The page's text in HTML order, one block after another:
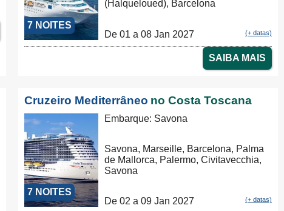
7 NOITES
(Halqueloued), Barcelona
De 01 a 08 Jan 2027 (+ datas)
SAIBA MAIS
Cruzeiro Mediterrâneo no Costa Toscana
7 NOITES
Embarque: Savona
Savona, Marseille, Barcelona, Palma
de Mallorca, Palermo, Civitavecchia,
Savona
De 02 a 09 Jan 2027 (+ datas)